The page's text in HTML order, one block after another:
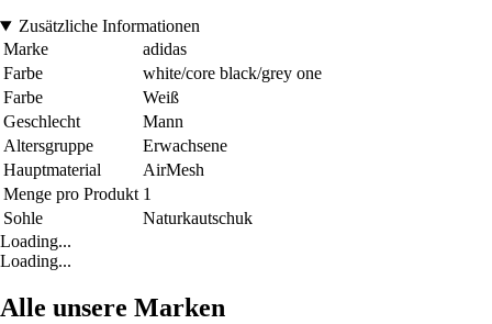
Zusätzliche Informationen
Marke
adidas
Farbe
white/core black/grey one
Farbe
Weiß
Geschlecht
Mann
Altersgruppe
Erwachsene
Hauptmaterial
AirMesh
Menge pro Produkt 1
Sohle
Naturkautschuk
Loading...
Loading...
Alle unsere Marken